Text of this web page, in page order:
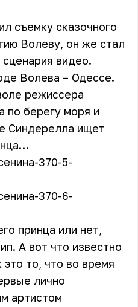
съемку сказочного
Волеву, он же стал
видео.
Волева – Одессе.
режиссера
по берегу моря и
Синдерелла ищет
370-5-
370-6-
принца или нет,
А вот что известно
то, что во время
лично
артистом